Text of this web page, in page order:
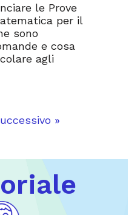
le Prove
per il
sono
e cosa
agli
»